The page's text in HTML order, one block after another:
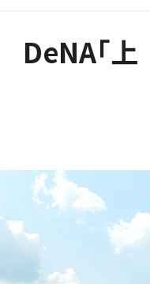
DeNA「上